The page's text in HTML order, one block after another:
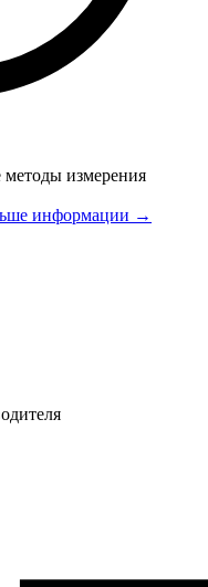
измерения
информации →